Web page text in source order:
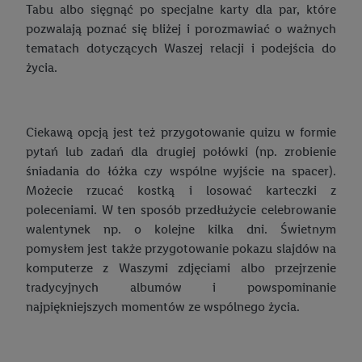
Tabu albo sięgnąć po specjalne karty dla par, które
pozwalają poznać się bliżej i porozmawiać o ważnych
tematach dotyczących Waszej relacji i podejścia do
życia.
Ciekawą opcją jest też przygotowanie quizu w formie
pytań lub zadań dla drugiej połówki (np. zrobienie
śniadania do łóżka czy wspólne wyjście na spacer).
Możecie rzucać kostką i losować karteczki z
poleceniami. W ten sposób przedłużycie celebrowanie
walentynek np. o kolejne kilka dni. Świetnym
pomysłem jest także przygotowanie pokazu slajdów na
komputerze z Waszymi zdjęciami albo przejrzenie
tradycyjnych albumów i powspominanie
najpiękniejszych momentów ze wspólnego życia.
Tworzenie spersonalizowanych reklam opiera się na
generowaniu profili, które są również wzbogacane o dane z
innych usług. Obejmuje to łączenie danych (np. dotyczących
dokładnych danych dotyczących lokalizacji), również przez
różne urządzenia końcowe i usługi Lidl, w tym
przechowywanie lub uzyskiwanie dostępu do informacji na
urządzeniach końcowych w celu tworzenia grup docelowych
(tzw. segmentów). W związku z personalizacją treści
marketingowych, przetwarzanie odbywa się również w celu
pomiaru wydajności/skuteczności reklamy, badania grup
docelowych, opracowywania ofert oraz zapewnienia
bezpieczeństwa technicznego i optymalizacji wyświetlania
konkretnych treści.